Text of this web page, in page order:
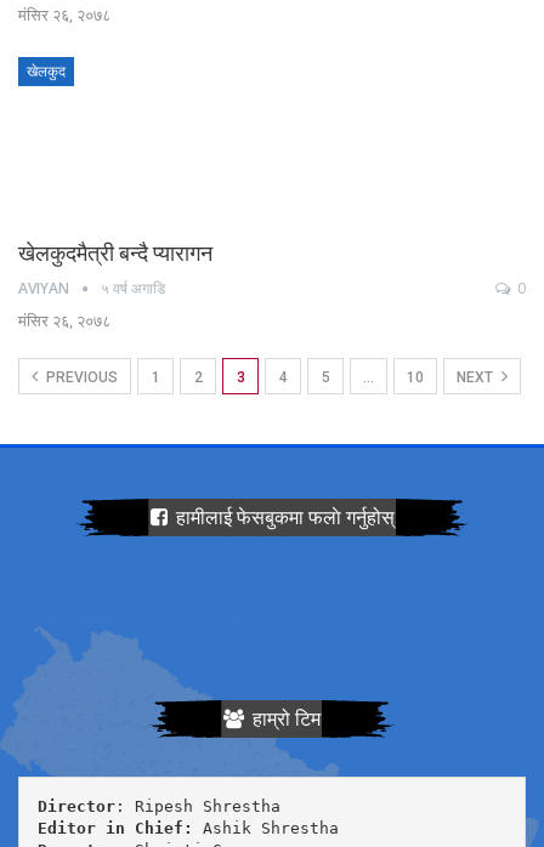
मंसिर २६, २०७८
खेलकुद
खेलकुदमैत्री बन्दै प्यारागन
AVIYAN ५ वर्ष अगाडि 0
मंसिर २६, २०७८
PREVIOUS 1 2 3 4 5 … 10 NEXT
हामीलाई फेसबुकमा फलाे गर्नुहोस्
हाम्रो टिम
Director
Editor in Chief: